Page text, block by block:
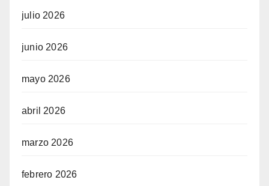
julio 2026
junio 2026
mayo 2026
abril 2026
marzo 2026
febrero 2026